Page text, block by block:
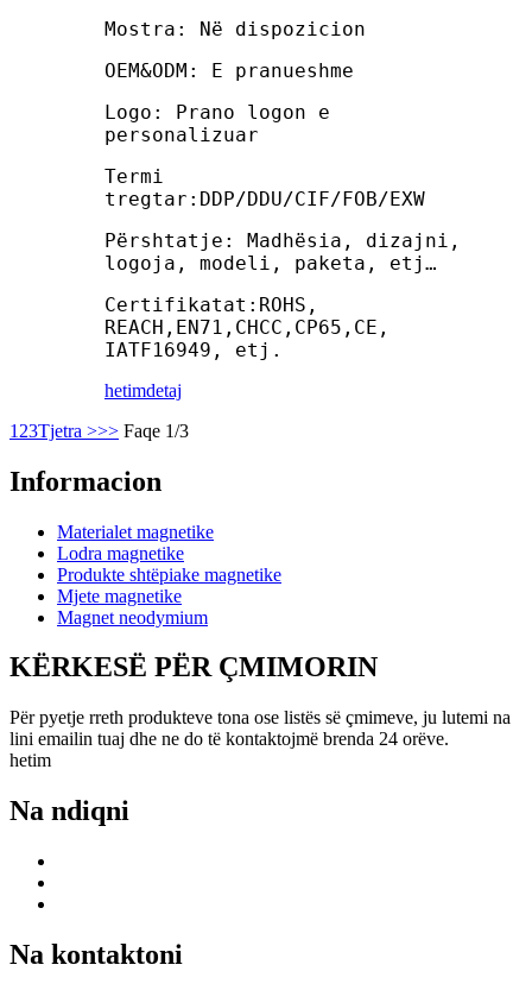
Mostra: Në dispozicion
OEM&ODM: E pranueshme
Logo: Prano logon e
personalizuar
Termi
tregtar:DDP/DDU/CIF/FOB/EXW
Përshtatje: Madhësia, dizajni,
logoja, modeli, paketa, etj…
Certifikatat:ROHS,
REACH,EN71,CHCC,CP65,CE,
IATF16949, etj.
hetimdetaj
1 23Tjetra >>> Faqe 1/3
Informacion
Materialet magnetike
Lodra magnetike
Produkte shtëpiake magnetike
Mjete magnetike
Magnet neodymium
KËRKESË PËR ÇMIMORIN
Për pyetje rreth produkteve tona ose listës së çmimeve, ju lutemi na
lini emailin tuaj dhe ne do të kontaktojmë brenda 24 orëve.
hetim
Na ndiqni
Na kontaktoni